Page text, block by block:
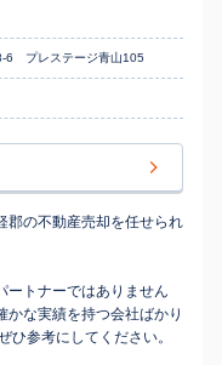
6 プレステージ青山105
郡の不動産売却を任せられ
ートナーではありません
な実績を持つ会社ばかり
ひ参考にしてください。